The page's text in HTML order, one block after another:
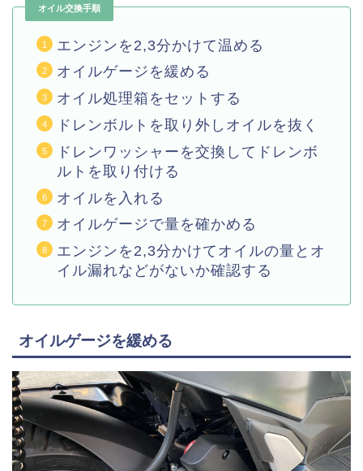
オイル交換手順
エンジンを2,3分かけて温める
オイルゲージを緩める
オイル処理箱をセットする
ドレンボルトを取り外しオイルを抜く
ドレンワッシャーを交換してドレンボ
ルトを取り付ける
オイルを入れる
オイルゲージで量を確かめる
エンジンを2,3分かけてオイルの量とオ
イル漏れなどがないか確認する
オイルゲージを緩める